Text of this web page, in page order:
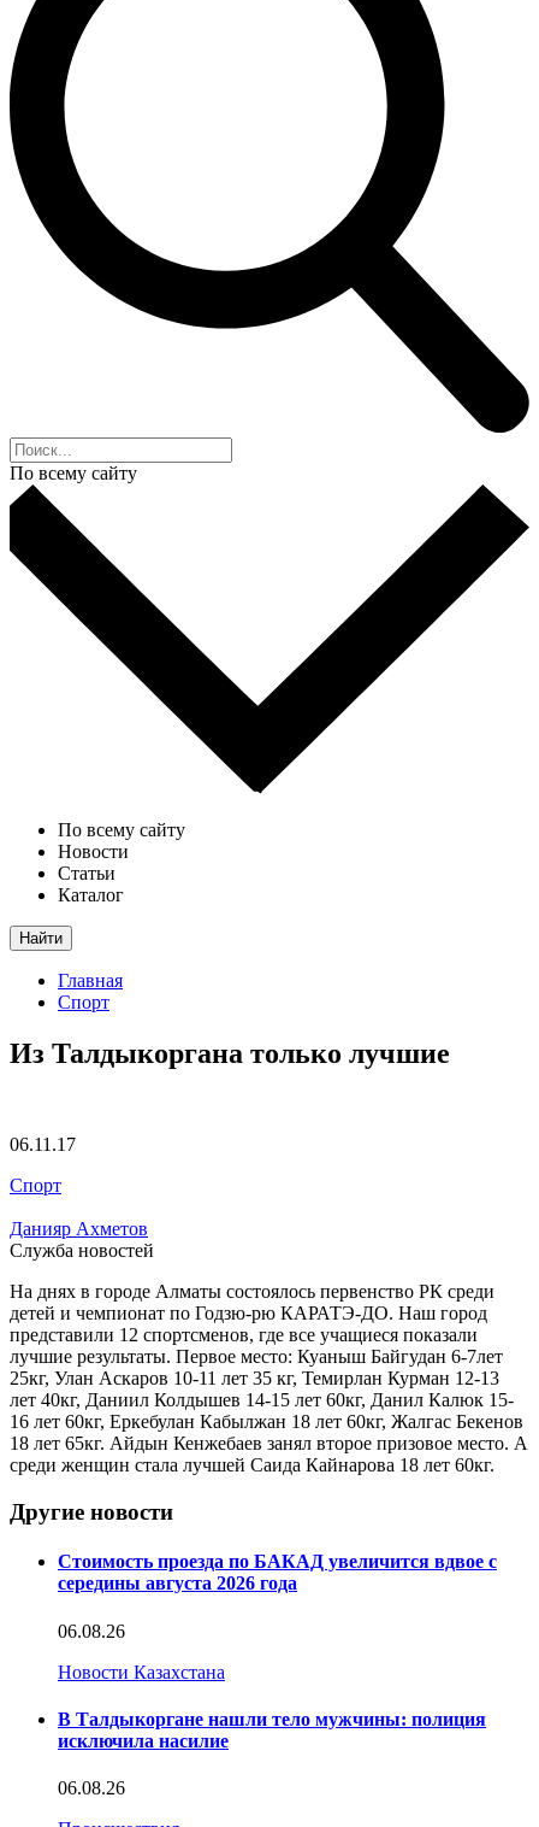
По всему сайту
По всему сайту
Новости
Статьи
Каталог
Найти
Главная
Спорт
Из Талдыкоргана только лучшие
06.11.17
Спорт
Данияр Ахметов
Служба новостей
На днях в городе Алматы состоялось первенство РК среди
детей и чемпионат по Годзю-рю КАРАТЭ-ДО. Наш город
представили 12 спортсменов, где все учащиеся показали
лучшие результаты. Первое место: Куаныш Байгудан 6-7лет
25кг, Улан Аскаров 10-11 лет 35 кг, Темирлан Курман 12-13
лет 40кг, Даниил Колдышев 14-15 лет 60кг, Данил Калюк 15-
16 лет 60кг, Еркебулан Кабылжан 18 лет 60кг, Жалгас Бекенов
18 лет 65кг. Айдын Кенжебаев занял второе призовое место. А
среди женщин стала лучшей Саида Кайнарова 18 лет 60кг.
Другие новости
Стоимость проезда по БАКАД увеличится вдвое с
середины августа 2026 года
06.08.26
Новости Казахстана
В Талдыкоргане нашли тело мужчины: полиция
исключила насилие
06.08.26